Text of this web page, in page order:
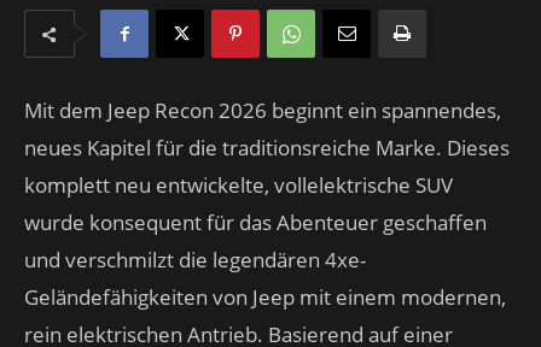
Mit dem Jeep Recon 2026 beginnt ein spannendes,
neues Kapitel für die traditionsreiche Marke. Dieses
komplett neu entwickelte, vollelektrische SUV
wurde konsequent für das Abenteuer geschaffen
und verschmilzt die legendären 4xe-
Geländefähigkeiten von Jeep mit einem modernen,
rein elektrischen Antrieb. Basierend auf einer